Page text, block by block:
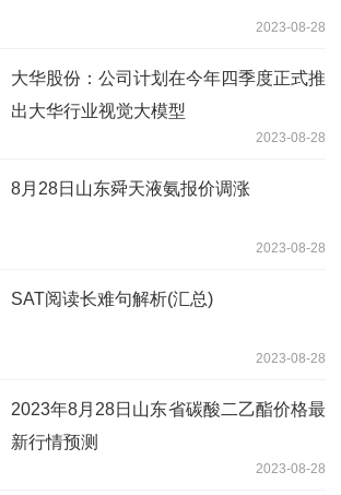
2023-08-28
大华股份：公司计划在今年四季度正式推
出大华行业视觉大模型
2023-08-28
8月28日山东舜天液氨报价调涨
2023-08-28
SAT阅读长难句解析(汇总)
2023-08-28
2023年8月28日山东省碳酸二乙酯价格最
新行情预测
2023-08-28